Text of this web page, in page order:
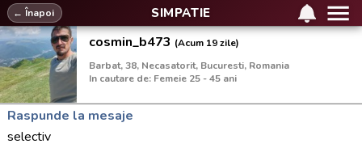
SIMPATIE
← Înapoi
cosmin_b473 (Acum 19 zile)
Barbat, 38, Necasatorit, Bucuresti, Romania
In cautare de: Femeie 25 - 45 ani
Raspunde la mesaje
selectiv